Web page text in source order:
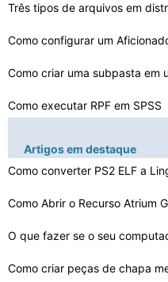
Três tipos de arquivos em
Como configurar um
Como criar uma subpasta em
Como executar RPF em SPSS
Como mapear um arquivo de
Que impactos um
Como converter LyX para
Como configurar links para
Artigos em destaque
Como converter PS2 ELF a
Como Abrir o Recurso Atrium